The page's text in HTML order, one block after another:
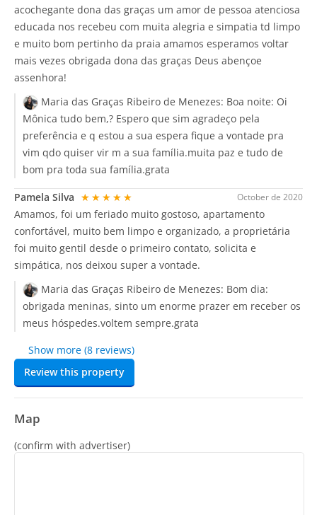
acochegante dona das graças um amor de pessoa atenciosa
educada nos recebeu com muita alegria e simpatia td limpo
e muito bom pertinho da praia amamos esperamos voltar
mais vezes obrigada dona das graças Deus abençoe
assenhora!
Maria das Graças Ribeiro de Menezes: Boa noite: Oi
Mônica tudo bem,? Espero que sim agradeço pela
preferência e q estou a sua espera fique a vontade pra
vim qdo quiser vir m a sua família.muita paz e tudo de
bom pra toda sua família.grata
October de 2020
Pamela Silva ★★★★★
Amamos, foi um feriado muito gostoso, apartamento
confortável, muito bem limpo e organizado, a proprietária
foi muito gentil desde o primeiro contato, solicita e
simpática, nos deixou super a vontade.
Maria das Graças Ribeiro de Menezes: Bom dia:
obrigada meninas, sinto um enorme prazer em receber os
meus hóspedes.voltem sempre.grata
Show more (8 reviews)
Review this property
Map
(confirm with advertiser)